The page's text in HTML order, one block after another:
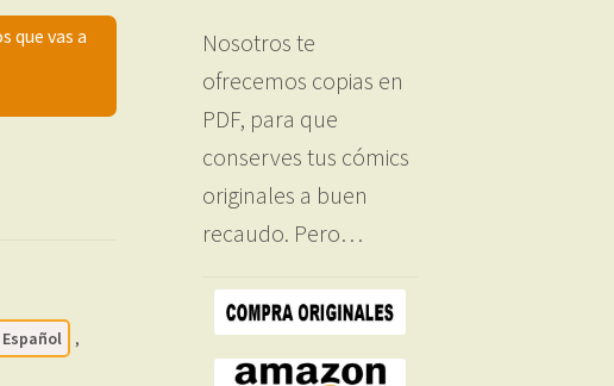
que vas a
,
Nosotros te
ofrecemos copias en
PDF, para que
conserves tus cómics
originales a buen
recaudo. Pero…